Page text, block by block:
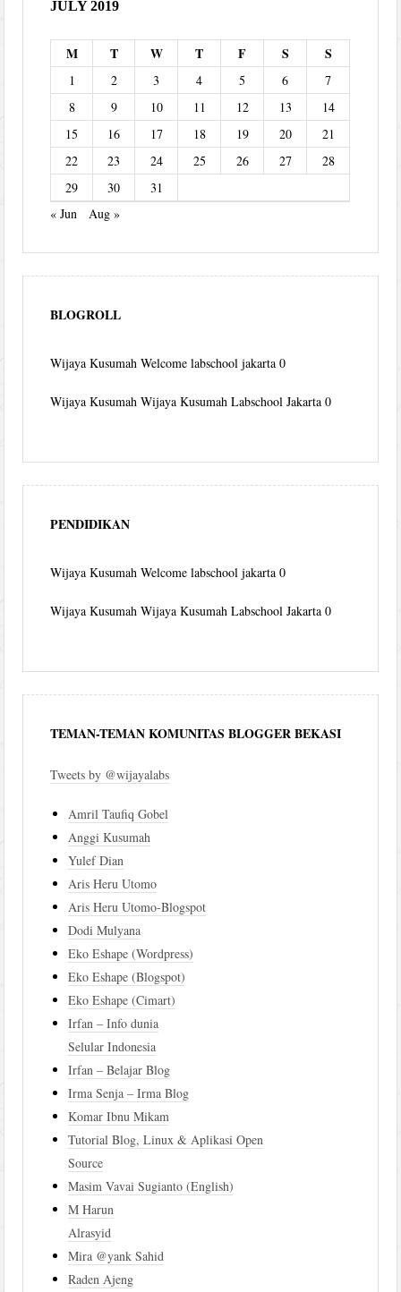
JULY 2019
M T W T F S S
1 2 3 4 5 6
7
8
9 10 11 12 13
14
15
16 17 18 19 20
21
22
23 24 25 26 27
28
29
30
31
« Jun
Aug »
BLOGROLL
Wijaya Kusumah Welcome labschool jakarta 0
Wijaya Kusumah Wijaya Kusumah Labschool Jakarta 0
PENDIDIKAN
Wijaya Kusumah Welcome labschool jakarta 0
Wijaya Kusumah Wijaya Kusumah Labschool Jakarta 0
TEMAN-TEMAN KOMUNITAS BLOGGER BEKASI
Tweets by @wijayalabs
Amril Taufiq Gobel
Anggi Kusumah
Yulef Dian
Aris Heru Utomo
Aris Heru Utomo-Blogspot
Dodi Mulyana
Eko Eshape (Wordpress)
Eko Eshape (Blogspot)
Eko Eshape (Cimart)
Irfan – Info dunia
Selular Indonesia
Irfan – Belajar Blog
Irma Senja – Irma Blog
Komar Ibnu Mikam
Tutorial Blog, Linux & Aplikasi Open
Source
Masim Vavai Sugianto (English)
M Harun
Alrasyid
Mira @yank Sahid
Raden Ajeng